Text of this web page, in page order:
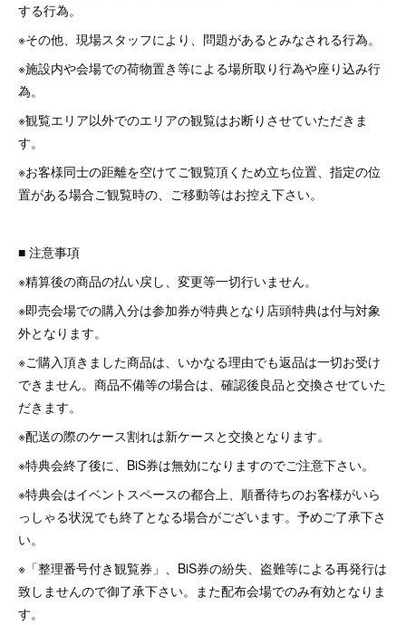
する行為。
※その他、現場スタッフにより、問題があるとみなされる行為。
※施設内や会場での荷物置き等による場所取り行為や座り込み行
為。
※観覧エリア以外でのエリアの観覧はお断りさせていただきま
す。
※お客様同士の距離を空けてご観覧頂くため立ち位置、指定の位
置がある場合ご観覧時の、ご移動等はお控え下さい。
■ 注意事項
※精算後の商品の払い戻し、変更等一切行いません。
※即売会場での購入分は参加券が特典となり店頭特典は付与対象
外となります。
※ご購入頂きました商品は、いかなる理由でも返品は一切お受け
できません。商品不備等の場合は、確認後良品と交換させていた
だきます。
※配送の際のケース割れは新ケースと交換となります。
※特典会終了後に、BiS券は無効になりますのでご注意下さい。
※特典会はイベントスペースの都合上、順番待ちのお客様がいら
っしゃる状況でも終了となる場合がございます。予めご了承下さ
い。
※「整理番号付き観覧券」、BiS券の紛失、盗難等による再発行は
致しませんので御了承下さい。また配布会場でのみ有効となりま
す。